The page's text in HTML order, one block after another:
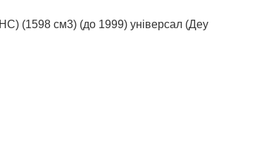
(1598 см3) (до 1999) універсал (Деу